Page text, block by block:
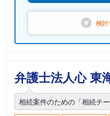
検討
弁護士法人心 東
相続案件のための「相続チ